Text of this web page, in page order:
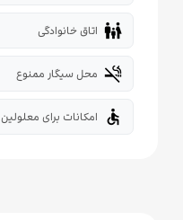
family_restroom اتاق خانوادگی
smoke_free محل سیگار ممنوع
accessible امکانات برای معلولین